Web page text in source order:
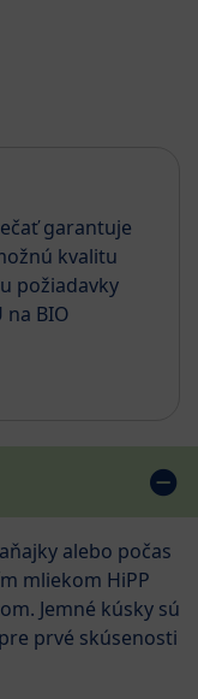
garantuje
kvalitu
požiadavky
na BIO
alebo počas
mliekom HiPP
Jemné kúsky sú
prvé skúsenosti